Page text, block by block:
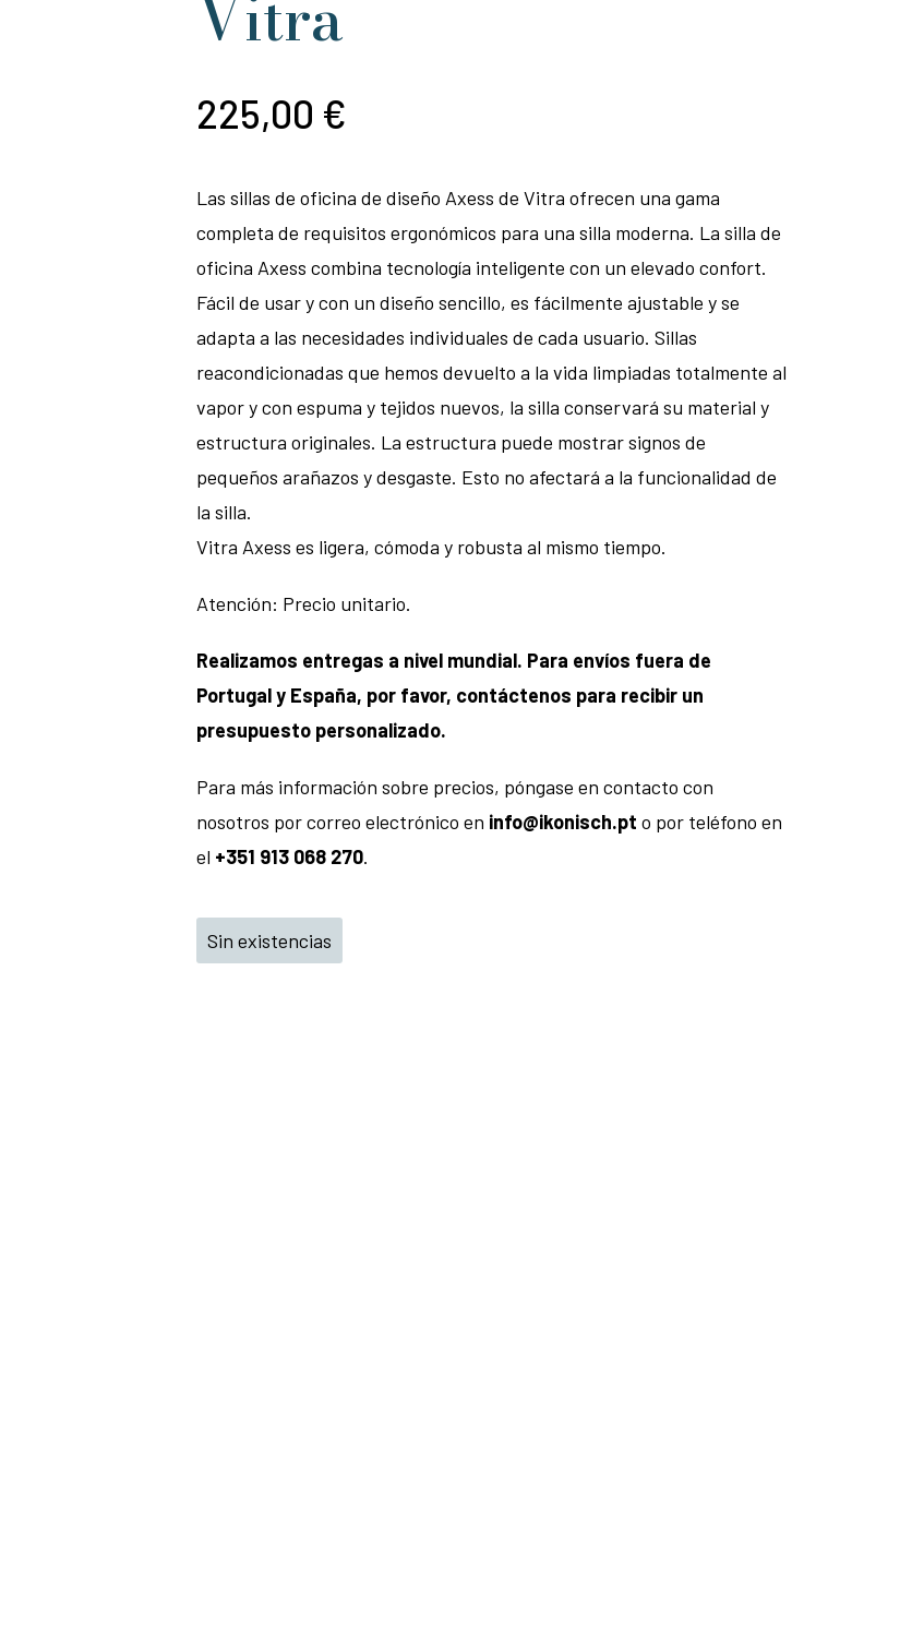
Vitra
225,00 €
Las sillas de oficina de diseño Axess de Vitra ofrecen una gama
completa de requisitos ergonómicos para una silla moderna. La silla de
oficina Axess combina tecnología inteligente con un elevado confort.
Fácil de usar y con un diseño sencillo, es fácilmente ajustable y se
adapta a las necesidades individuales de cada usuario. Sillas
reacondicionadas que hemos devuelto a la vida limpiadas totalmente al
vapor y con espuma y tejidos nuevos, la silla conservará su material y
estructura originales. La estructura puede mostrar signos de
pequeños arañazos y desgaste. Esto no afectará a la funcionalidad de
la silla.
Vitra Axess es ligera, cómoda y robusta al mismo tiempo.
Atención: Precio unitario.
Realizamos entregas a nivel mundial. Para envíos fuera de
Portugal y España, por favor, contáctenos para recibir un
presupuesto personalizado.
Para más información sobre precios, póngase en contacto con
nosotros por correo electrónico en info@ikonisch.pt o por teléfono en
el +351 913 068 270.
Sin existencias